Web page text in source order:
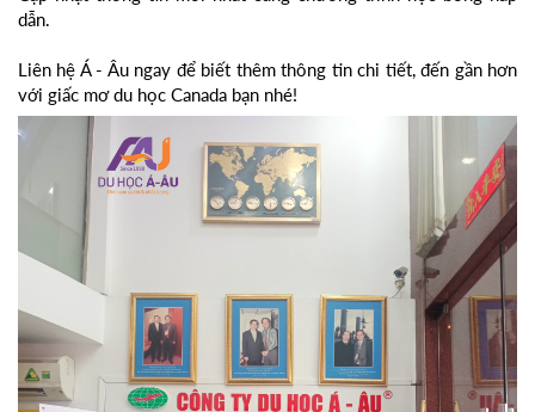
dẫn.
Liên hệ Á - Âu ngay để biết thêm thông tin chi tiết, đến gần hơn
với giấc mơ du học Canada bạn nhé!